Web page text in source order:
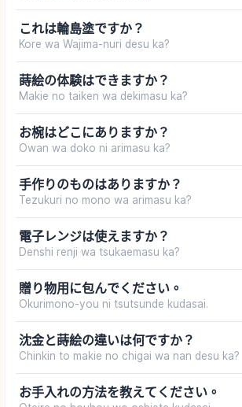
これは輪島塗ですか？
Kore wa Wajima-nuri desu ka?
蒔絵の体験はできますか？
Makie no taiken wa dekimasu ka?
お椀はどこにありますか？
Owan wa doko ni arimasu ka?
手作りのものはありますか？
Tezukuri no mono wa arimasu ka?
電子レンジは使えますか？
Denshi renji wa tsukaemasu ka?
贈り物用に包んでください。
Okurimono-you ni tsutsunde kudasai.
沈金と蒔絵の違いは何ですか？
Chinkin to makie no chigai wa nan desu ka?
お手入れの方法を教えてください。